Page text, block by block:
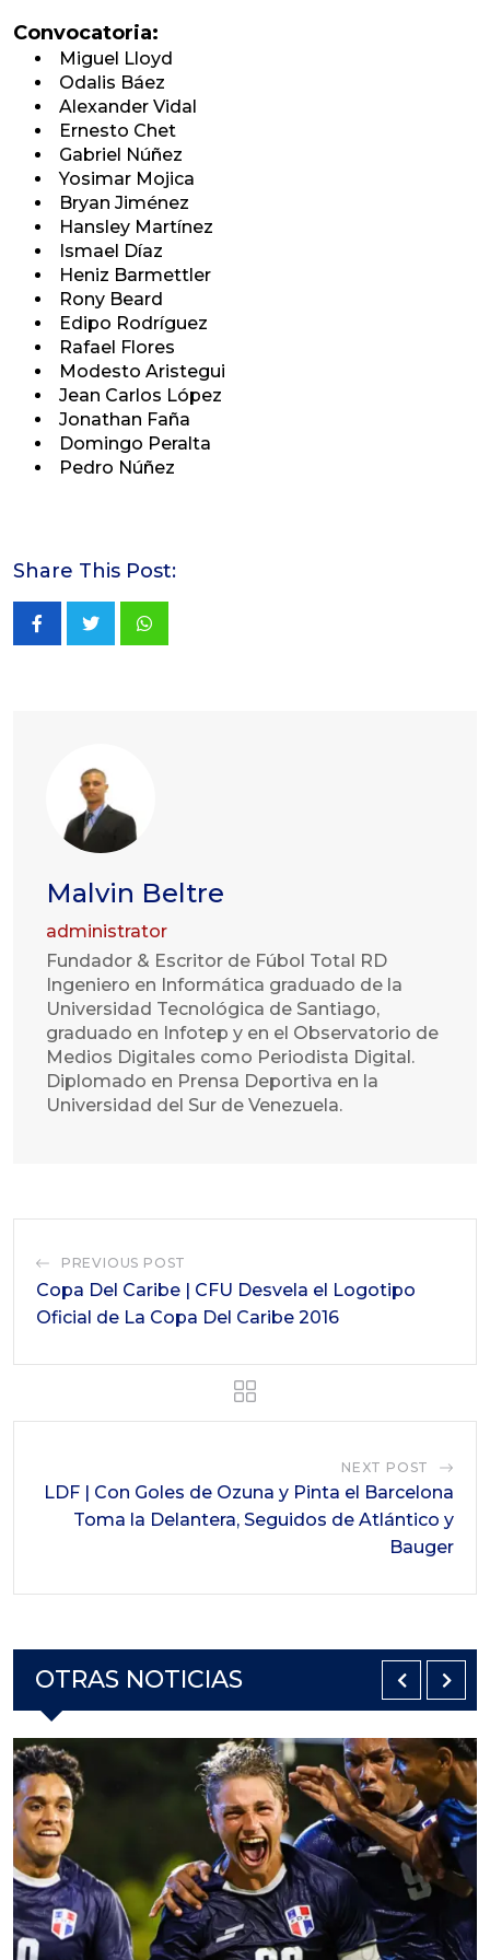
Convocatoria:
Miguel Lloyd
Odalis Báez
Alexander Vidal
Ernesto Chet
Gabriel Núñez
Yosimar Mojica
Bryan Jiménez
Hansley Martínez
Ismael Díaz
Heniz Barmettler
Rony Beard
Edipo Rodríguez
Rafael Flores
Modesto Aristegui
Jean Carlos López
Jonathan Faña
Domingo Peralta
Pedro Núñez
Share This Post:
Whatsapp
Malvin Beltre
administrator
Fundador & Escritor de Fúbol Total RD
Ingeniero en Informática graduado de la
Universidad Tecnológica de Santiago,
graduado en Infotep y en el Observatorio de
Medios Digitales como Periodista Digital.
Diplomado en Prensa Deportiva en la
Universidad del Sur de Venezuela.
PREVIOUS POST
Copa Del Caribe | CFU Desvela el Logotipo
Oficial de La Copa Del Caribe 2016
NEXT POST
LDF | Con Goles de Ozuna y Pinta el Barcelona
Toma la Delantera, Seguidos de Atlántico y
Bauger
OTRAS NOTICIAS